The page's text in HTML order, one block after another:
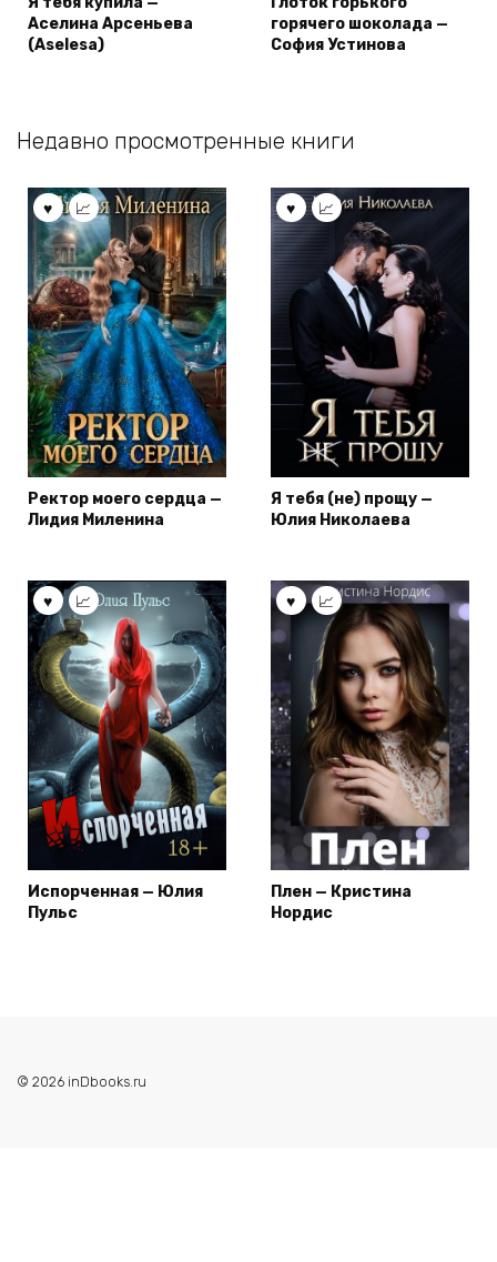
Аселина Арсеньева
(Aselesa)
горячего шоколада —
София Устинова
Недавно просмотренные книги
Ректор моего сердца —
Лидия Миленина
Я тебя (не) прощу —
Юлия Николаева
Испорченная — Юлия
Пульс
Плен — Кристина
Нордис
© 2026 inDbooks.ru